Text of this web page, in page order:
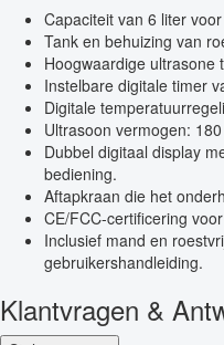
Capaciteit van 6 liter
Tank en behuizing van
Hoogwaardige ultrasone
Instelbare digitale timer
Digitale
Ultrasoon vermogen:
Dubbel digitaal display
bediening.
Aftapkraan die het
CE/FCC-certificering
Inclusief mand en
gebruikershandleiding.
Klantvragen &